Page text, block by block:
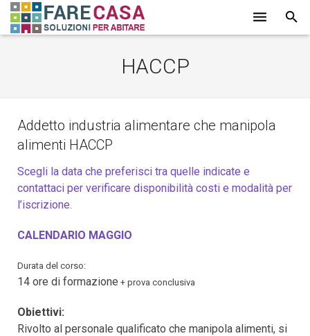
LAVORI
PROMOZIONI
PARTNER
CONTATTI
BLOG
HACCP
Addetto industria alimentare che manipola
alimenti HACCP
Scegli la data che preferisci tra quelle indicate e
contattaci per verificare disponibilità costi e modalità per
l’iscrizione.
CALENDARIO MAGGIO
Durata del corso:
14 ore di formazione + prova conclusiva
Obiettivi:
Rivolto al personale qualificato che manipola alimenti, si